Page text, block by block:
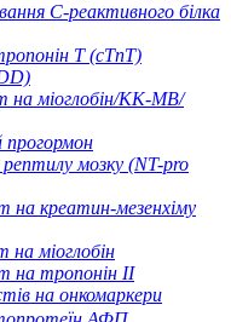
С-реактивного білка
Т (cTnT)
на міоглобін/КК-МВ/
прогормон
мозку (NT-pro
на креатин-мезенхіму
міоглобін
на тропонін II
на онкомаркери